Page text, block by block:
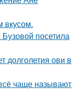
вкусом.
посетила
долголетия ови в
чаще называют